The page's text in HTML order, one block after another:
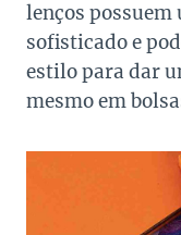
lenços possuem
sofisticado e
estilo para dar
mesmo em